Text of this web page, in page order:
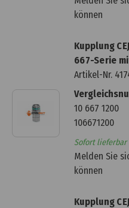
können
Kupplung
667-Serie
Artikel-Nr.
10 667 1200
106671200
Sofort lieferbar
Melden Sie
können
Kupplung